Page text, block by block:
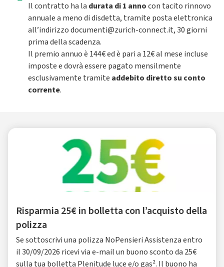
Il contratto ha la durata di 1 annocon tacito rinnovo
annuale a meno di disdetta, tramite posta elettronica
all’indirizzo documenti@zurich-connect.it, 30 giorni
prima della scadenza.
Il premio annuo è 144€ ed è pari a 12€ al mese incluse
imposte e dovrà essere pagato mensilmente
esclusivamente tramite addebito diretto su conto
corrente.
Risparmia 25€ in bolletta con l’acquisto della
polizza
Se sottoscrivi una polizza NoPensieri Assistenza entro
il 30/09/2026 ricevi via e-mail un buono sconto da 25€
sulla tua bolletta Plenitude luce e/o gas². Il buono ha